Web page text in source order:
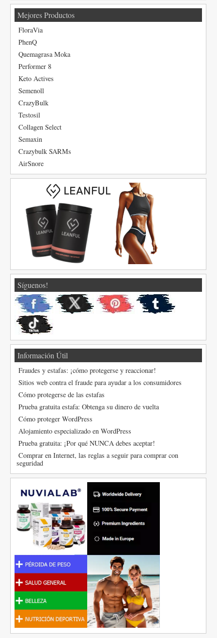
Mejores Productos
FloraVia
PhenQ
Quemagrasa Moka
Performer 8
Keto Actives
Semenoll
CrazyBulk
Testosil
Collagen Select
Semaxin
Crazybulk SARMs
AirSnore
Síguenos!
Información Útil
Fraudes y estafas: ¡cómo protegerse y reaccionar!
Sitios web contra el fraude para ayudar a los consumidores
Cómo protegerse de las estafas
Prueba gratuita estafa: Obtenga su dinero de vuelta
Cómo proteger WordPress
Alojamiento especializado en WordPress
Prueba gratuita: ¡Por qué NUNCA debes aceptar!
Comprar en Internet, las reglas a seguir para comprar con
seguridad